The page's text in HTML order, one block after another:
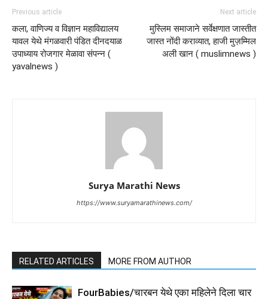
Previous article
कला, वाणिज्य व विज्ञान महाविद्यालय
यावल येथे मंगळवारी पंडित दीनदयाळ
उपाध्याय रोजगार मेळावा संपन्न (
yavalnews )
Next article
मुस्लिम समाजाने सर्वेक्षणात जास्तीत
जास्त नोंदी कराव्यात, हाजी मुज़म्मिल
अली खान ( muslimnews )
Surya Marathi News
https://www.suryamarathinews.com/
RELATED ARTICLES MORE FROM AUTHOR
FourBabies/चारबन येथे एका महिलेने दिला चार